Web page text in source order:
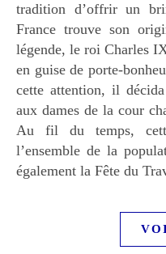
tradition d’offrir un
France trouve son
légende, le roi Charles
en guise de porte-
cette attention, il
aux dames de la cour
Au fil du temps,
l’ensemble de la
également la Fête du